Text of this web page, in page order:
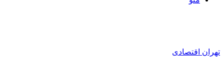
تهران اقتصادی